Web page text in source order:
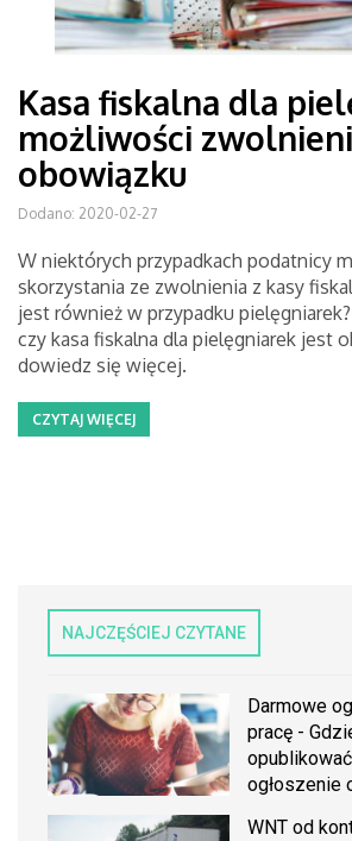
Kasa fiskalna dla
możliwości
obowiązku
Dodano: 2020-02-27
W niektórych przypadkach podatnicy
skorzystania ze zwolnienia z kasy
jest również w przypadku
czy kasa fiskalna dla pielęgniarek jest
dowiedz się więcej.
CZYTAJ WIĘCEJ
NAJCZĘŚCIEJ CZYTANE
Darmowe
pracę -
ogłoszenie
WNT od